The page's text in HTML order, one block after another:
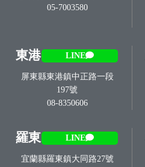
05-7003580
東港 LINE
屏東縣東港鎮中正路一段
197號
08-8350606
羅東 LINE
宜蘭縣羅東鎮大同路27號